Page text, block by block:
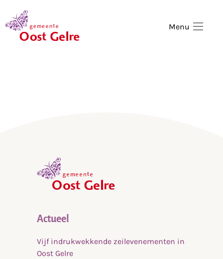
Menu
Actueel
Vijf indrukwekkende zeilevenementen in
Oost Gelre